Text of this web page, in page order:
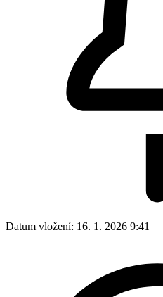
Datum vložení: 16. 1. 2026 9:41